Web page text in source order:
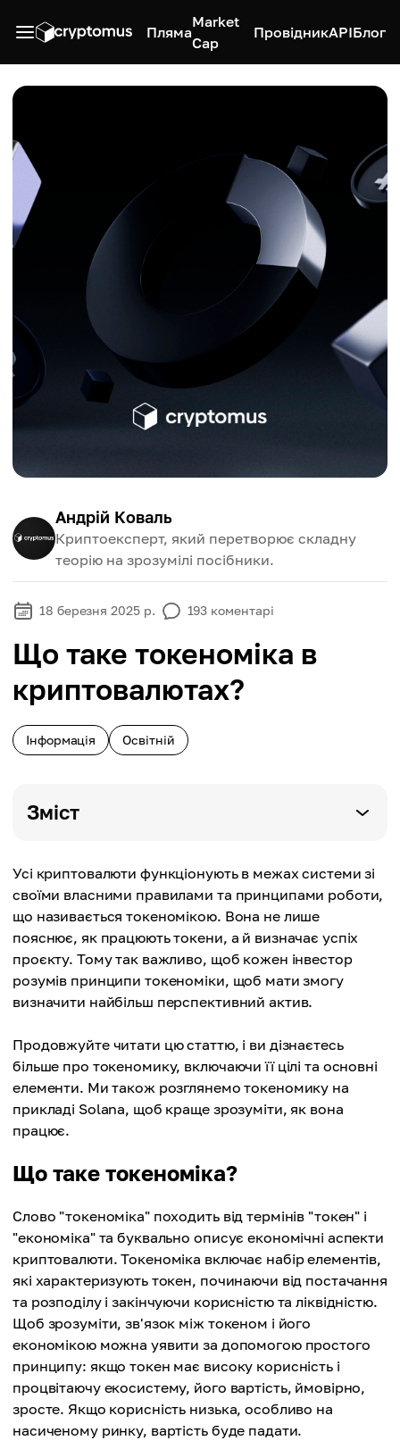
Пляма
Market
Cap
ПровідникAPIБлог
Андрій Коваль
Криптоексперт, який перетворює складну
теорію на зрозумілі посібники.
18 березня 2025 р. 193 коментарі
Що таке токеноміка в
криптовалютах?
Інформація Освітній
Зміст
Усі криптовалюти функціонують в межах системи зі
своїми власними правилами та принципами роботи,
що називається токеномікою. Вона не лише
пояснює, як працюють токени, а й визначає успіх
проєкту. Тому так важливо, щоб кожен інвестор
розумів принципи токеноміки, щоб мати змогу
визначити найбільш перспективний актив.
Продовжуйте читати цю статтю, і ви дізнаєтесь
більше про токеномику, включаючи її цілі та основні
елементи. Ми також розглянемо токеномику на
прикладі Solana, щоб краще зрозуміти, як вона
працює.
Що таке токеноміка?
Слово "токеноміка" походить від термінів "токен" і
"економіка" та буквально описує економічні аспекти
криптовалюти. Токеноміка включає набір елементів,
які характеризують токен, починаючи від постачання
та розподілу і закінчуючи корисністю та ліквідністю.
Щоб зрозуміти, зв'язок між токеном і його
економікою можна уявити за допомогою простого
принципу: якщо токен має високу корисність і
процвітаючу екосистему, його вартість, ймовірно,
зросте. Якщо корисність низька, особливо на
насиченому ринку, вартість буде падати.